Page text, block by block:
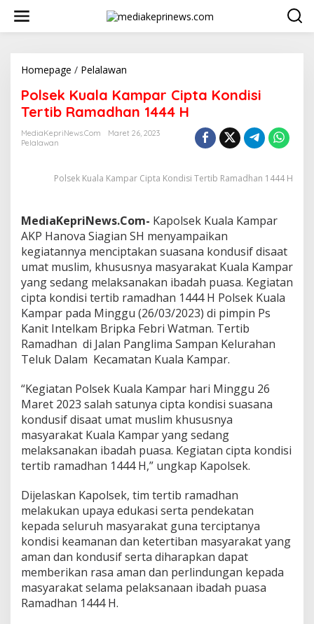
w
Homepage / Pelalawan
l
s
e
k
l
a
m
p
a
r
C
i
p
t
a
K
o
d
i
s
i
T
e
r
t
b
R
a
m
a
d
h
a
n
Polsek Kuala Kampar Cipta Kondisi
Tertib Ramadhan 1444 H
MediaKepriNews.com
Maret 26, 2023
Pelalawan
Polsek Kuala Kampar Cipta Kondisi Tertib Ramadhan 1444 H
MediaKepriNews.Com- Kapolsek Kuala Kampar
AKP Hanova Siagian SH menyampaikan
kegiatannya menciptakan suasana kondusif disaat
umat muslim, khususnya masyarakat Kuala Kampar
yang sedang melaksanakan ibadah puasa. Kegiatan
cipta kondisi tertib ramadhan 1444 H Polsek Kuala
Kampar pada Minggu (26/03/2023) di pimpin Ps
Kanit Intelkam Bripka Febri Watman. Tertib
Ramadhan di Jalan Panglima Sampan Kelurahan
Teluk Dalam Kecamatan Kuala Kampar.
“Kegiatan Polsek Kuala Kampar hari Minggu 26
Maret 2023 salah satunya cipta kondisi suasana
kondusif disaat umat muslim khususnya
masyarakat Kuala Kampar yang sedang
melaksanakan ibadah puasa. Kegiatan cipta kondisi
tertib ramadhan 1444 H,” ungkap Kapolsek.
Dijelaskan Kapolsek, tim tertib ramadhan
melakukan upaya edukasi serta pendekatan
kepada seluruh masyarakat guna terciptanya
kondisi keamanan dan ketertiban masyarakat yang
aman dan kondusif serta diharapkan dapat
memberikan rasa aman dan perlindungan kepada
masyarakat selama pelaksanaan ibadah puasa
Ramadhan 1444 H.